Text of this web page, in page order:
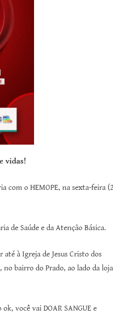
vidas!
com o HEMOPE, na sexta-feira
de Saúde e da Atenção Básica.
à Igreja de Jesus Cristo dos
no bairro do Prado, ao lado da loja
você vai DOAR SANGUE e